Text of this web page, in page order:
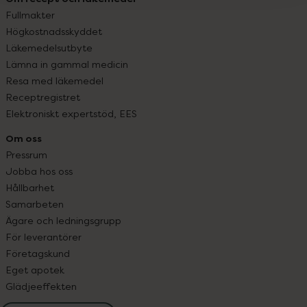
Fullmakter
Högkostnadsskyddet
Läkemedelsutbyte
Lämna in gammal medicin
Resa med läkemedel
Receptregistret
Elektroniskt expertstöd, EES
Om oss
Pressrum
Jobba hos oss
Hållbarhet
Samarbeten
Ägare och ledningsgrupp
För leverantörer
Företagskund
Eget apotek
Glädjeeffekten